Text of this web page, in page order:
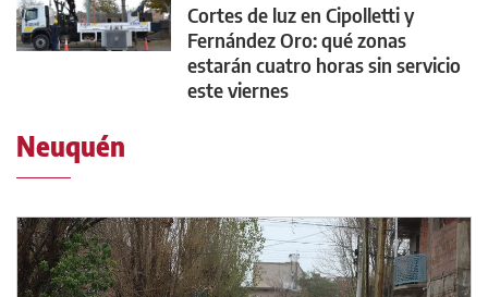
Cortes de luz en Cipolletti y
Fernández Oro: qué zonas
estarán cuatro horas sin servicio
este viernes
Neuquén